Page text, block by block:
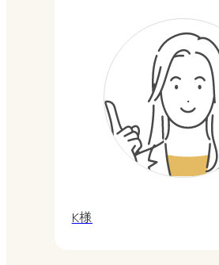
確認し、納得のいく状態に
んへ指示・対応してくださ
がありました。細部まで配
き、安心してお任せするこ
工事後には近所の方からも
いて尋ねられ、自信を持っ
ことができました。改めて
がとうございました。
K様